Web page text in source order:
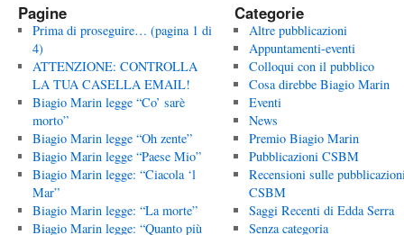
Pagine
Prima di proseguire… (pagina 1 di
4)
ATTENZIONE: CONTROLLA
LA TUA CASELLA EMAIL!
Biagio Marin legge “Co’ sarè
morto”
Biagio Marin legge “Oh zente”
Biagio Marin legge “Paese Mio”
Biagio Marin legge: “Ciacola ‘l
Mar”
Biagio Marin legge: “La morte”
Biagio Marin legge: “Quanto più
Categorie
Altre pubblicazioni
Appuntamenti-eventi
Colloqui con il pubblico
Cosa direbbe Biagio Marin
Eventi
News
Premio Biagio Marin
Pubblicazioni CSBM
Recensioni sulle
CSBM
Saggi Recenti di Edda Serra
Senza categoria